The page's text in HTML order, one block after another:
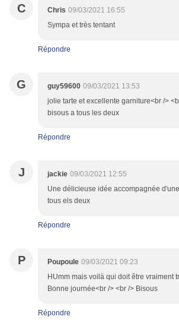
C Chris 09/03/2021 16:55
Sympa et très tentant
Répondre
G guy59600 09/03/2021 13:53
jolie tarte et excellente garniture<br />
bisous a tous les deux
Répondre
J jackie 09/03/2021 12:55
Une délicieuse idée accompagnée
tous els deux
Répondre
P Poupoule 09/03/2021 09:23
HUmm mais voilà qui doit être vraiment
Bonne journée<br /> <br /> Bisous
Répondre